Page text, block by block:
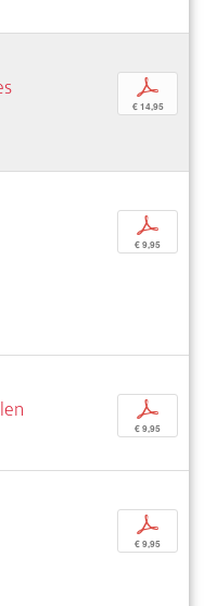
p
€ 14,95
p
€ 9,95
p
€ 9,95
p
€ 9,95